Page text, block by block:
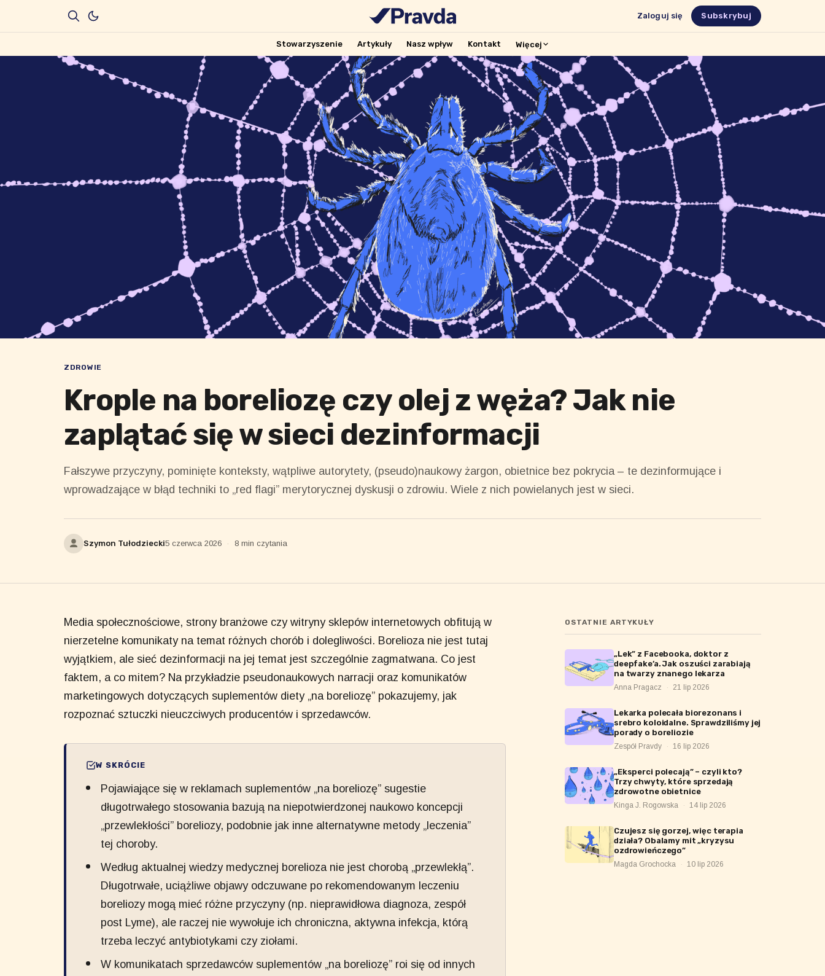
Zaloguj się Subskrybuj
Stowarzyszenie Artykuły Nasz wpływ Kontakt Więcej
ZDROWIE
Krople na boreliozę czy olej z węża? Jak nie
zaplątać się w sieci dezinformacji
Fałszywe przyczyny, pominięte konteksty, wątpliwe autorytety, (pseudo)naukowy żargon, obietnice bez pokrycia – te dezinformujące i
wprowadzające w błąd techniki to „red flagi” merytorycznej dyskusji o zdrowiu. Wiele z nich powielanych jest w sieci.
Szymon Tułodziecki5 czerwca 2026 · 8 min czytania
Media społecznościowe, strony branżowe czy witryny sklepów internetowych obfitują w
nierzetelne komunikaty na temat różnych chorób i dolegliwości. Borelioza nie jest tutaj
wyjątkiem, ale sieć dezinformacji na jej temat jest szczególnie zagmatwana. Co jest
faktem, a co mitem? Na przykładzie pseudonaukowych narracji oraz komunikatów
marketingowych dotyczących suplementów diety „na boreliozę” pokazujemy, jak
rozpoznać sztuczki nieuczciwych producentów i sprzedawców.
W SKRÓCIE
Pojawiające się w reklamach suplementów „na boreliozę” sugestie
długotrwałego stosowania bazują na niepotwierdzonej naukowo koncepcji
„przewlekłości” boreliozy, podobnie jak inne alternatywne metody „leczenia”
tej choroby.
Według aktualnej wiedzy medycznej borelioza nie jest chorobą „przewlekłą”.
Długotrwałe, uciążliwe objawy odczuwane po rekomendowanym leczeniu
boreliozy mogą mieć różne przyczyny (np. nieprawidłowa diagnoza, zespół
post Lyme), ale raczej nie wywołuje ich chroniczna, aktywna infekcja, którą
trzeba leczyć antybiotykami czy ziołami.
W komunikatach sprzedawców suplementów „na boreliozę” roi się od innych
OSTATNIE ARTYKUŁY
„Lek” z Facebooka, doktor z
deepfake’a. Jak oszuści zarabiają
na twarzy znanego lekarza
Anna Pragacz · 21 lip 2026
Lekarka polecała biorezonans i
srebro koloidalne. Sprawdziliśmy jej
porady o boreliozie
Zespół Pravdy · 16 lip 2026
„Eksperci polecają” – czyli kto?
Trzy chwyty, które sprzedają
zdrowotne obietnice
Kinga J. Rogowska · 14 lip 2026
Czujesz się gorzej, więc terapia
działa? Obalamy mit „kryzysu
ozdrowieńczego”
Magda Grochocka · 10 lip 2026